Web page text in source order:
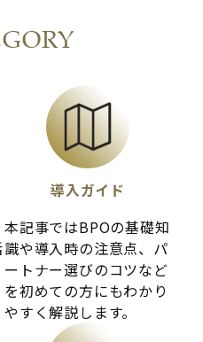
導入ガイド
本記事ではBPOの基礎知
識や導入時の注意点、パ
ートナー選びのコツなど
を初めての方にもわかり
やすく解説します。